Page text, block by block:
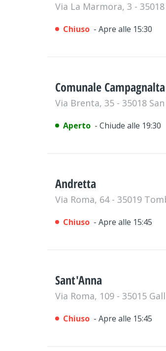
Via La Marmora, 3 -
Chiuso - Apre alle 15:30
Comunale Campagnalta
Via Brenta, 35 - 35018
Aperto - Chiude alle 19:30
Andretta
Via Roma, 64 - 35019
Chiuso - Apre alle 15:45
Sant'Anna
Via Roma, 109 - 35015
Chiuso - Apre alle 15:45